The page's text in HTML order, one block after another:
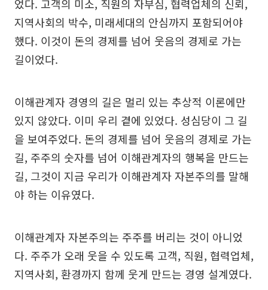
었다. 고객의 미소, 직원의 자부심, 협력업체의 신뢰,
지역사회의 박수, 미래세대의 안심까지 포함되어야
했다. 이것이 돈의 경제를 넘어 웃음의 경제로 가는
길이었다.
이해관계자 경영의 길은 멀리 있는 추상적 이론에만
있지 않았다. 이미 우리 곁에 있었다. 성심당이 그 길
을 보여주었다. 돈의 경제를 넘어 웃음의 경제로 가는
길, 주주의 숫자를 넘어 이해관계자의 행복을 만드는
길, 그것이 지금 우리가 이해관계자 자본주의를 말해
야 하는 이유였다.
이해관계자 자본주의는 주주를 버리는 것이 아니었
다. 주주가 오래 웃을 수 있도록 고객, 직원, 협력업체,
지역사회, 환경까지 함께 웃게 만드는 경영 설계였다.